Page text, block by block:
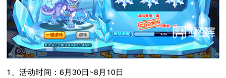
1、活动时间：6月30日~8月10日